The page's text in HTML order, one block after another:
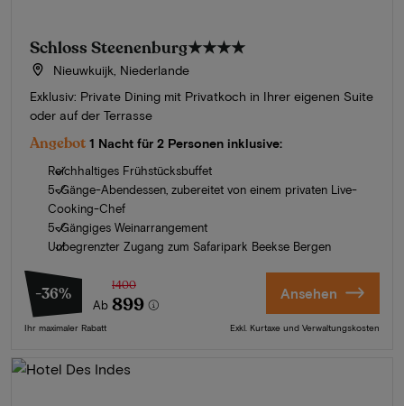
Schloss Steenenburg★★★★
Nieuwkuijk, Niederlande
Exklusiv: Private Dining mit Privatkoch in Ihrer eigenen Suite
oder auf der Terrasse
Angebot 1 Nacht für 2 Personen inklusive:
Reichhaltiges Frühstücksbuffet
5-Gänge-Abendessen, zubereitet von einem privaten Live-
Cooking-Chef
5-Gängiges Weinarrangement
Unbegrenzter Zugang zum Safaripark Beekse Bergen
-36%
Ab
1400
899
Ihr maximaler Rabatt
Ansehen
Exkl. Kurtaxe und Verwaltungskosten